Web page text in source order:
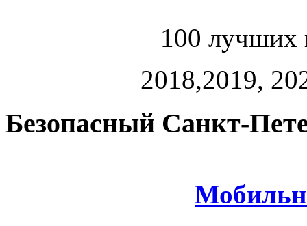
100 лучших
2018,2019,
Безопасный Санкт-